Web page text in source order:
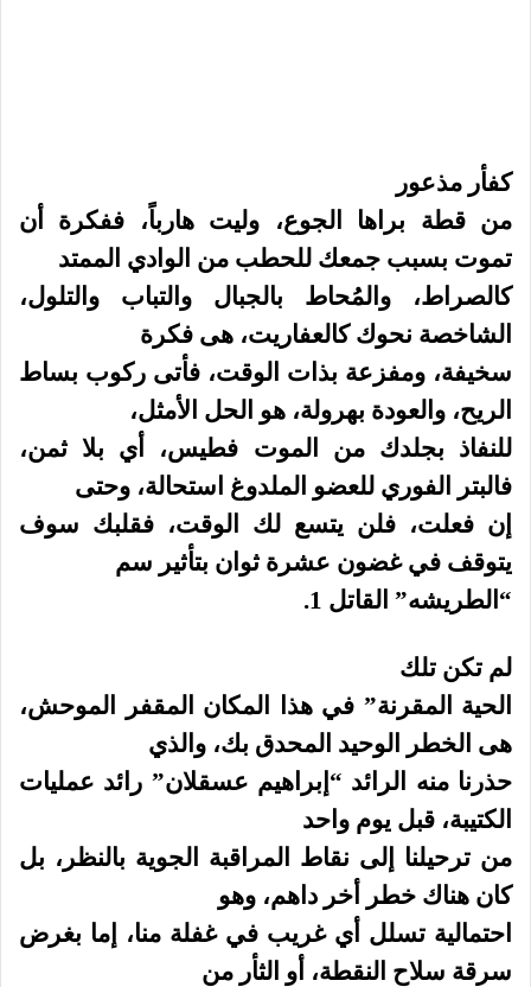
كفأر مذعور
من قطة براها الجوع، وليت هارباً، ففكرة أن
تموت بسبب جمعك للحطب من الوادي الممتد
كالصراط، والمُحاط بالجبال والتباب والتلول،
الشاخصة نحوك كالعفاريت، هى فكرة
سخيفة، ومفزعة بذات الوقت، فأتى ركوب بساط
الريح، والعودة بهرولة، هو الحل الأمثل،
للنفاذ بجلدك من الموت فطيس، أي بلا ثمن،
فالبتر الفوري للعضو الملدوغ استحالة، وحتى
إن فعلت، فلن يتسع لك الوقت، فقلبك سوف
يتوقف في غضون عشرة ثوان بتأثير سم
“الطريشه” القاتل 1.
لم تكن تلك
الحية المقرنة” في هذا المكان المقفر الموحش،
هى الخطر الوحيد المحدق بك، والذي
حذرنا منه الرائد “إبراهيم عسقلان” رائد عمليات
الكتيبة، قبل يوم واحد
من ترحيلنا إلى نقاط المراقبة الجوية بالنظر، بل
كان هناك خطر أخر داهم، وهو
احتمالية تسلل أي غريب في غفلة منا، إما بغرض
سرقة سلاح النقطة، أو الثأر من